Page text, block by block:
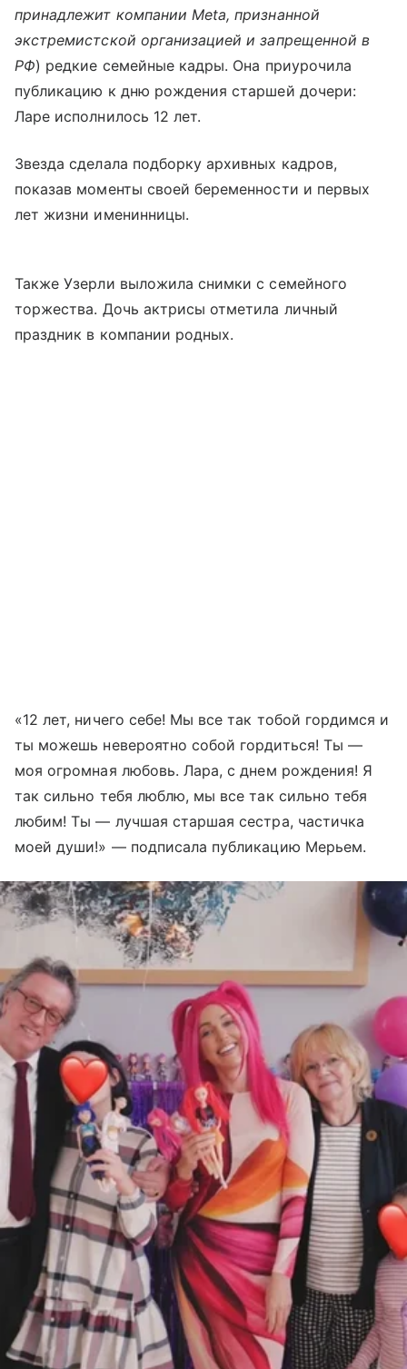
принадлежит компании Meta, признанной
экстремистской организацией и запрещенной в
РФ) редкие семейные кадры. Она приурочила
публикацию к дню рождения старшей дочери:
Ларе исполнилось 12 лет.
Звезда сделала подборку архивных кадров,
показав моменты своей беременности и первых
лет жизни именинницы.
Также Узерли выложила снимки с семейного
торжества. Дочь актрисы отметила личный
праздник в компании родных.
«12 лет, ничего себе! Мы все так тобой гордимся и
ты можешь невероятно собой гордиться! Ты —
моя огромная любовь. Лара, с днем рождения! Я
так сильно тебя люблю, мы все так сильно тебя
любим! Ты — лучшая старшая сестра, частичка
моей души!» — подписала публикацию Мерьем.